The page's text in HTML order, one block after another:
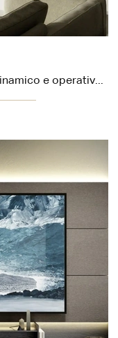
Se desideri ultimare un soggiorno dinamico e operativo dalle linee moderne, ti offriamo la parete attrezzata Domino Boiserie 08 Sangiacomo.